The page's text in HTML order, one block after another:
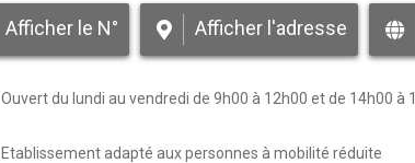
Afficher le N° Afficher l'adresse
Ouvert du lundi au vendredi de 9h00 à 12h00 et de 14h00 à
Etablissement adapté aux personnes à mobilité réduite